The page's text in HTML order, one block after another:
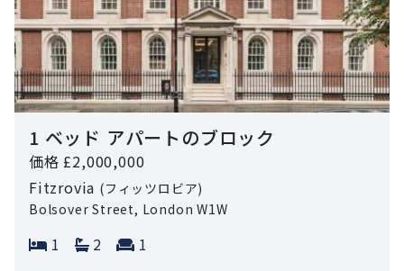
1 ベッド アパートのブロック
価格 £2,000,000
Fitzrovia (フィッツロビア)
Bolsover Street, London W1W
Bedrooms:
1 Bathrooms:
2 Reception rooms:
1